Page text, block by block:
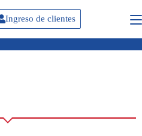
Ingreso de clientes